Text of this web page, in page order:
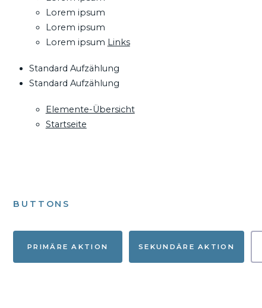
Lorem ipsum
Lorem ipsum
Lorem ipsum Links
Standard Aufzählung
Standard Aufzählung
Elemente-Übersicht
Startseite
BUTTONS
PRIMÄRE AKTION SEKUNDÄRE AKTION